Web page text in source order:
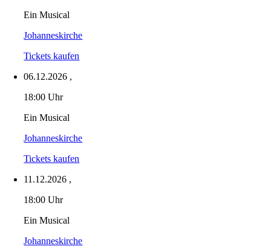
Ein Musical
Johanneskirche
Tickets kaufen
06.12.2026 ,
18:00 Uhr
Ein Musical
Johanneskirche
Tickets kaufen
11.12.2026 ,
18:00 Uhr
Ein Musical
Johanneskirche